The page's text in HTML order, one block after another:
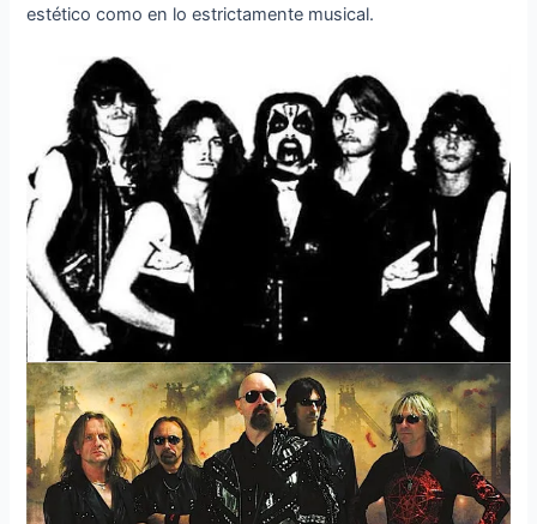
estético como en lo estrictamente musical.